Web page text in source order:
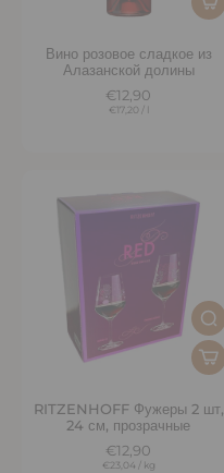
Вино розовое сладкое из
Алазанской долины
€12,90
€17,20 / l
RITZENHOFF Фужеры 2 шт,
24 см, прозрачные
€12,90
€23,04 / kg